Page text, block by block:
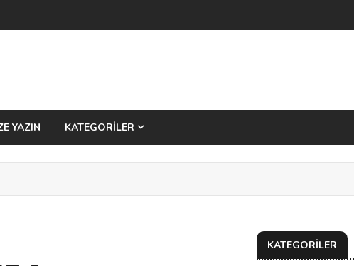
YAZIN KATEGORİLER
KATEGORİLER